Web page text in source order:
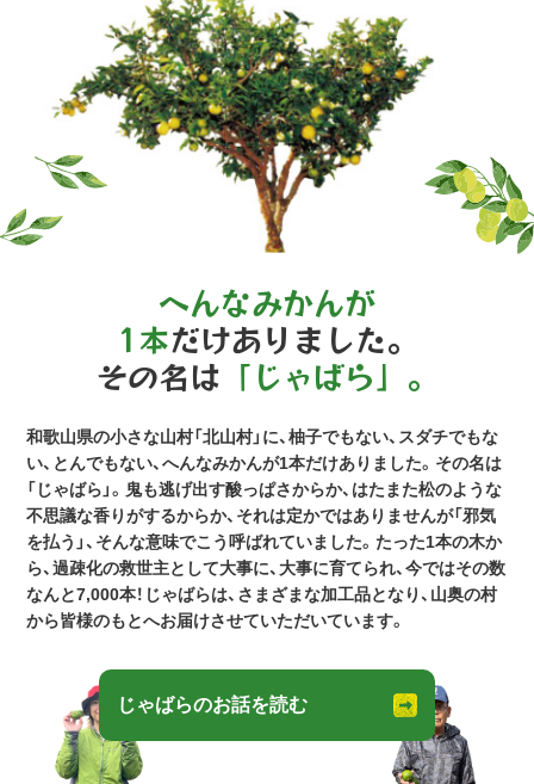
へんなみかんが
1本だけありました。
その名は 「じゃばら」。
和歌山県の小さな山村「北山村」に、柚子でもない、スダチでもな
い、とんでもない、へんなみかんが1本だけありました。その名は
「じゃばら」。鬼も逃げ出す酸っぱさからか、はたまた松のような
不思議な香りがするからか、それは定かではありませんが「邪気
を払う」、そんな意味でこう呼ばれていました。たった1本の木か
ら、過疎化の救世主として大事に、大事に育てられ、今ではその数
なんと7,000本！じゃばらは、さまざまな加工品となり、山奥の村
から皆様のもとへお届けさせていただいています。
じゃばらのお話を読む